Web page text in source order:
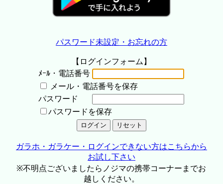
パスワード未設定・お忘れの方
【ログインフォーム】
ﾒｰﾙ・電話番号
メール・電話番号を保存
パスワード
パスワードを保存
ガラホ・ガラケー・ログインできない方はこちらから
お試し下さい
※不明点ございましたらノジマの携帯コーナーまでお
越しください。